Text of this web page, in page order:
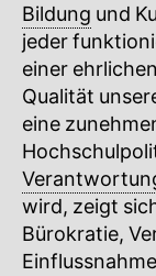
Bildung und
jeder
einer
Qualität
eine
wird, zeigt
Bürokratie,